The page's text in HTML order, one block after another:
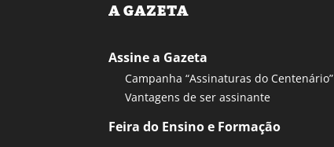
A GAZETA
Assine a Gazeta
Campanha “Assinaturas do Centenário”
Vantagens de ser assinante
Feira do Ensino e Formação